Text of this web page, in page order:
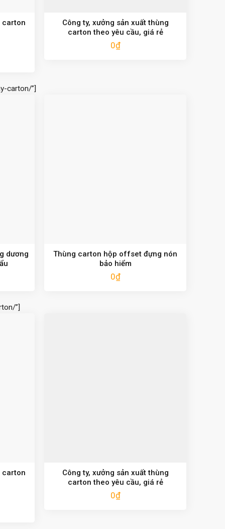
carton
Công ty, xưởng sản xuất thùng
carton theo yêu cầu, giá rẻ
0₫
carton/”]
dương
Thùng carton hộp offset đựng nón
bảo hiểm
0₫
”]
carton
Công ty, xưởng sản xuất thùng
carton theo yêu cầu, giá rẻ
0₫